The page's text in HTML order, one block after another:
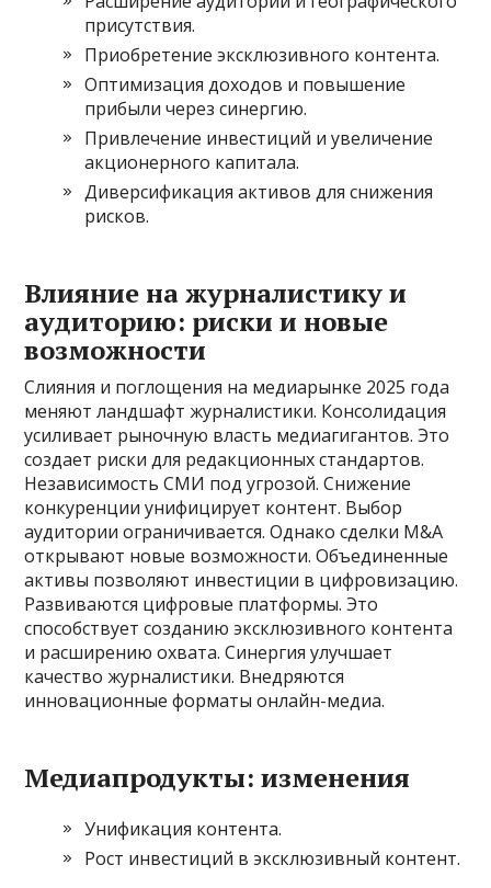
присутствия.
Приобретение эксклюзивного контента.
Оптимизация доходов и повышение
прибыли через синергию.
Привлечение инвестиций и увеличение
акционерного капитала.
Диверсификация активов для снижения
рисков.
Влияние на журналистику и
аудиторию: риски и новые
возможности
Слияния и поглощения на медиарынке 2025 года
меняют ландшафт журналистики. Консолидация
усиливает рыночную власть медиагигантов. Это
создает риски для редакционных стандартов.
Независимость СМИ под угрозой. Снижение
конкуренции унифицирует контент. Выбор
аудитории ограничивается. Однако сделки M&A
открывают новые возможности. Объединенные
активы позволяют инвестиции в цифровизацию.
Развиваются цифровые платформы. Это
способствует созданию эксклюзивного контента
и расширению охвата. Синергия улучшает
качество журналистики. Внедряются
инновационные форматы онлайн-медиа.
Медиапродукты: изменения
Унификация контента.
Рост инвестиций в эксклюзивный контент.